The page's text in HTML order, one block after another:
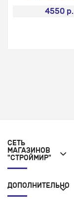
4550 р.
СЕТЬ
МАГАЗИНОВ
"СТРОЙМИР"
ДОПОЛНИТЕЛЬНО